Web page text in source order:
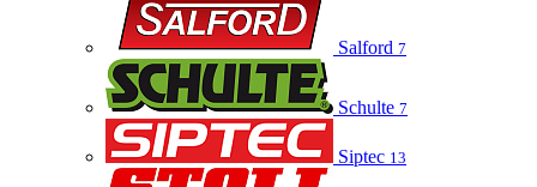
Salford 7
Schulte 7
Siptec 13